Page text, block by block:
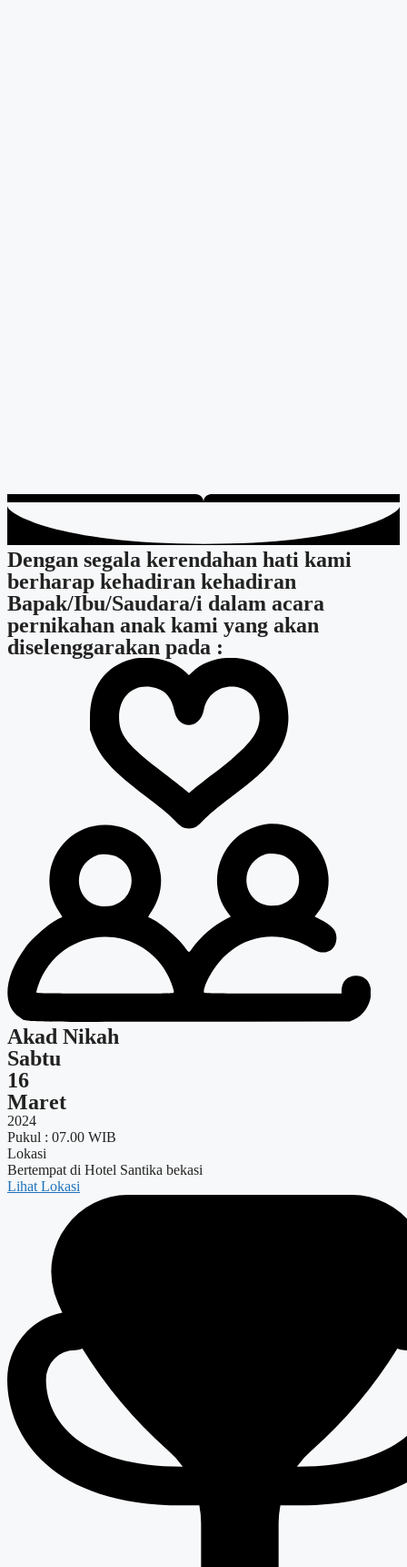
Dengan segala kerendahan hati kami
berharap kehadiran kehadiran
Bapak/Ibu/Saudara/i dalam acara
pernikahan anak kami yang akan
diselenggarakan pada :
Akad Nikah
Sabtu
16
Maret
2024
Pukul : 07.00 WIB
Lokasi
Bertempat di Hotel Santika bekasi
Lihat Lokasi